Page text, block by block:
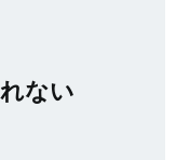
ない